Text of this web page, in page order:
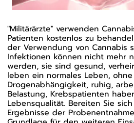
"Militärärzte" verwenden
Patienten kostenlos zu
der Verwendung von Cannabis
Infektionen können nicht mehr
werden, sie sind gesund,
leben ein normales Leben, ohne
Drogenabhängigkeit, ruhig,
Belastung, Krebspatienten
Lebensqualität. Bereiten Sie
Ergebnisse der